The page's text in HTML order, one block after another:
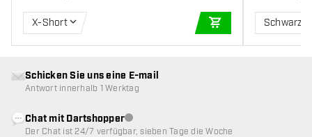
X-Short
IN DEN
Schwarz
Schicken Sie uns eine E-mail
Antwort innerhalb 1 Werktag
Chat mit DartshopperKundenservice nicht verfügbar
Der Chat ist 24/7 verfügbar, sieben Tage die Woche